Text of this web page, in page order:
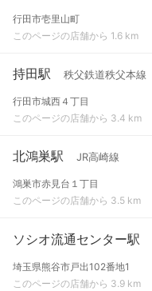
行田市壱里山町
このページの店舗から 1.6 km
持田駅 秩父鉄道秩父本線
行田市城西４丁目
このページの店舗から 3.4 km
北鴻巣駅 JR高崎線
鴻巣市赤見台１丁目
このページの店舗から 3.5 km
ソシオ流通センター駅
埼玉県熊谷市戸出102番地1
このページの店舗から 3.9 km